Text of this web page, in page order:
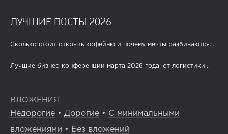
ЛУЧШИЕ ПОСТЫ 2026
Сколько стоит открыть кофейню и почему мечты разбиваются...
Лучшие бизнес-конференции марта 2026 года: от логистики...
ВЛОЖЕНИЯ
Недорогие • Дорогие • С минимальными
вложениями • Без вложений